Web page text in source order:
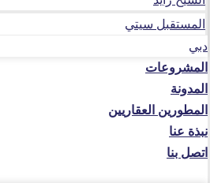
المستقبل سيتي
دبي
المشروعات
المدونة
المطورين العقاريين
نبذة عنا
اتصل بنا